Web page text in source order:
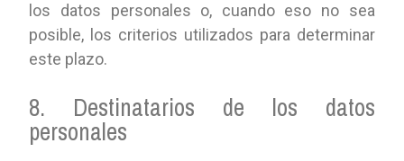
los datos personales o, cuando eso no sea
posible, los criterios utilizados para determinar
este plazo.
8. Destinatarios de los datos
personales